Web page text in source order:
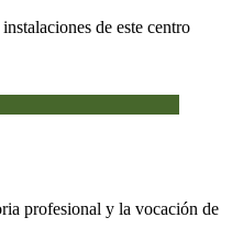
de este centro
profesional y la vocación de